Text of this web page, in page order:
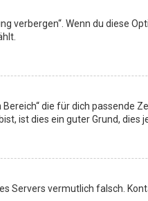
verbergen“. Wenn du diese
die für dich passende
ist dies ein guter Grund, dies
Servers vermutlich falsch.